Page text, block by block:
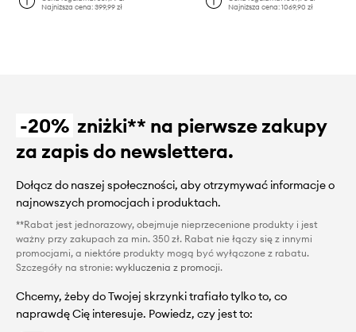
Najniższa cena:399,99 zł
Najniższa cena: 1069,90 zł
-20% zniżki** na pierwsze zakupy
za zapis do newslettera.
Dołącz do naszej społeczności, aby otrzymywać informacje o
najnowszych promocjach i produktach.
**Rabat jest jednorazowy, obejmuje nieprzecenione produkty i jest
ważny przy zakupach za min. 350 zł. Rabat nie łączy się z innymi
promocjami, a niektóre produkty mogą być wyłączone z rabatu.
Szczegóły na stronie: wykluczenia z promocji.
Chcemy, żeby do Twojej skrzynki trafiało tylko to, co
naprawdę Cię interesuje. Powiedz, czy jest to: